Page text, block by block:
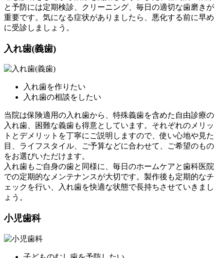
と予防には定期検診、クリーニング、毎日の適切な歯磨きが
重要です。気になる症状がありましたら、悪化する前に早め
に受診しましょう。
入れ歯(義歯)
入れ歯を作りたい
入れ歯の相談をしたい
当院は保険適用の入れ歯から、特殊義歯を含めた自由診療の
入れ歯、困難な義歯も得意としています。それぞれのメリッ
トとデメリットを丁寧にご説明しますので、使い心地や見た
目、ライフスタイル、ご予算などに合わせて、ご希望のもの
をお選びいただけます。
入れ歯もご自身の歯と同様に、毎日のホームケアと歯科医院
での定期的なメンテナンスが大切です。製作後も定期的なチ
ェックを行い、入れ歯を快適な状態で長持ちさせていきまし
ょう。
小児歯科